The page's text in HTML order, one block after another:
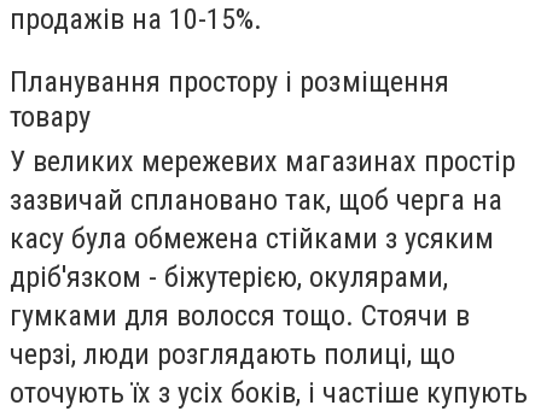
продажів на 10-15%.
Планування простору і розміщення
товару
У великих мережевих магазинах простір
зазвичай сплановано так, щоб черга на
касу була обмежена стійками з усяким
дріб'язком - біжутерією, окулярами,
гумками для волосся тощо. Стоячи в
черзі, люди розглядають полиці, що
оточують їх з усіх боків, і частіше купують